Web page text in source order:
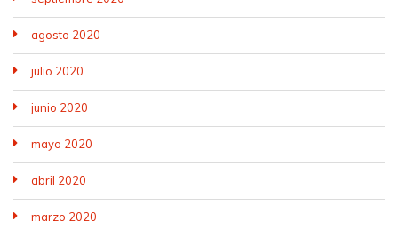
agosto 2020
julio 2020
junio 2020
mayo 2020
abril 2020
marzo 2020